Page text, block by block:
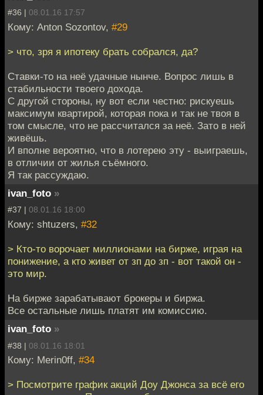
#36 | 08.01.16 17:57
Кому: Anton Sozontov, #29
> что, зря я ипотеку брать собрался, да?
Ставки-то на неё удачные нынче. Вопрос лишь в
стабильности твоего дохода.
С другой стороны, ну вот если честно: рискуешь
максимум квартирой, которая пока и так не твоя в
том смысле, что не рассчитался за неё. Зато в ней
живёшь.
И вполне вероятно, что в лотерею эту - выиграешь,
в отличии от жилья съёмного.
Я так рассуждаю.
ivan_foto »
#37 | 08.01.16 18:00
Кому: shtuzers, #32
> Кто-то ворочает миллионами на бирже, играя на
понижение, а кто живет от зп до зп - вот такой он -
это мир.
На бирже зарабатывают брокеры и биржа.
Все остальные лишь платят им комиссию.
ivan_foto »
#38 | 08.01.16 18:01
Кому: Merin0ff, #34
> Посмотрите график акций Доу Джонса за всё его